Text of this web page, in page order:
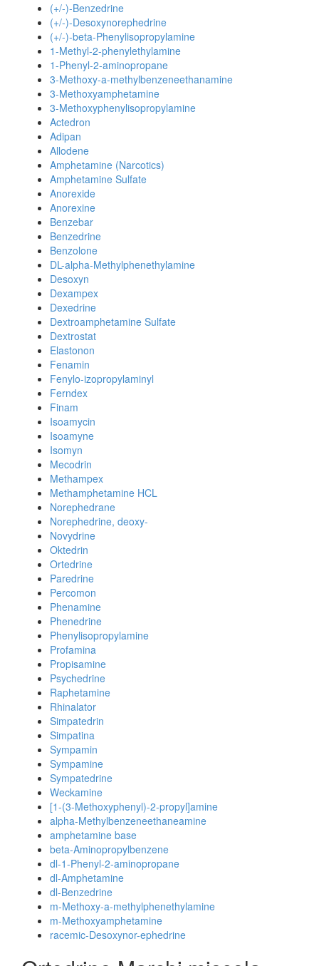
(+/-)-Benzedrine
(+/-)-Desoxynorephedrine
(+/-)-beta-Phenylisopropylamine
1-Methyl-2-phenylethylamine
1-Phenyl-2-aminopropane
3-Methoxy-a-methylbenzeneethanamine
3-Methoxyamphetamine
3-Methoxyphenylisopropylamine
Actedron
Adipan
Allodene
Amphetamine (Narcotics)
Amphetamine Sulfate
Anorexide
Anorexine
Benzebar
Benzedrine
Benzolone
DL-alpha-Methylphenethylamine
Desoxyn
Dexampex
Dexedrine
Dextroamphetamine Sulfate
Dextrostat
Elastonon
Fenamin
Fenylo-izopropylaminyl
Ferndex
Finam
Isoamycin
Isoamyne
Isomyn
Mecodrin
Methampex
Methamphetamine HCL
Norephedrane
Norephedrine, deoxy-
Novydrine
Oktedrin
Ortedrine
Paredrine
Percomon
Phenamine
Phenedrine
Phenylisopropylamine
Profamina
Propisamine
Psychedrine
Raphetamine
Rhinalator
Simpatedrin
Simpatina
Sympamin
Sympamine
Sympatedrine
Weckamine
[1-(3-Methoxyphenyl)-2-propyl]amine
alpha-Methylbenzeneethaneamine
amphetamine base
beta-Aminopropylbenzene
dl-1-Phenyl-2-aminopropane
dl-Amphetamine
dl-Benzedrine
m-Methoxy-a-methylphenethylamine
m-Methoxyamphetamine
racemic-Desoxynor-ephedrine